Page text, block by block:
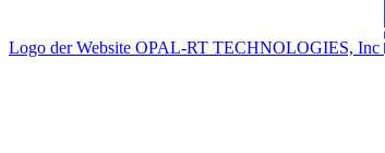
Logo der Website OPAL-RT TECHNOLOGIES, Inc